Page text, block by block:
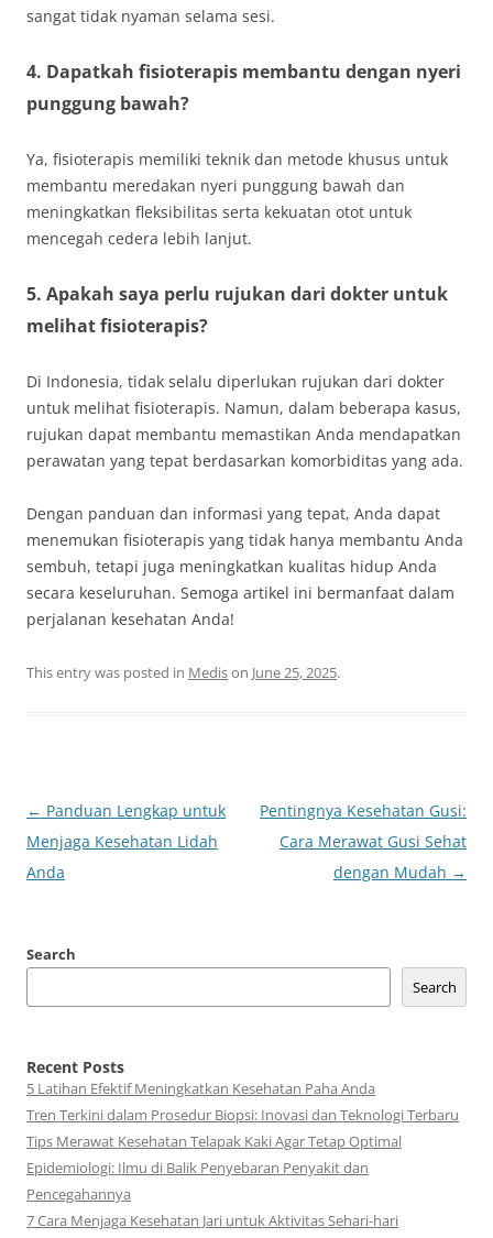
sangat tidak nyaman selama sesi.
4. Dapatkah fisioterapis membantu dengan nyeri
punggung bawah?
Ya, fisioterapis memiliki teknik dan metode khusus untuk
membantu meredakan nyeri punggung bawah dan
meningkatkan fleksibilitas serta kekuatan otot untuk
mencegah cedera lebih lanjut.
5. Apakah saya perlu rujukan dari dokter untuk
melihat fisioterapis?
Di Indonesia, tidak selalu diperlukan rujukan dari dokter
untuk melihat fisioterapis. Namun, dalam beberapa kasus,
rujukan dapat membantu memastikan Anda mendapatkan
perawatan yang tepat berdasarkan komorbiditas yang ada.
Dengan panduan dan informasi yang tepat, Anda dapat
menemukan fisioterapis yang tidak hanya membantu Anda
sembuh, tetapi juga meningkatkan kualitas hidup Anda
secara keseluruhan. Semoga artikel ini bermanfaat dalam
perjalanan kesehatan Anda!
This entry was posted in Medison June 25, 2025.
Post
navigation
← Panduan Lengkap untuk
Menjaga Kesehatan Lidah
Anda
Pentingnya Kesehatan Gusi:
Cara Merawat Gusi Sehat
dengan Mudah →
Search
Search
Recent Posts
5 Latihan Efektif Meningkatkan Kesehatan Paha Anda
Tren Terkini dalam Prosedur Biopsi: Inovasi dan Teknologi Terbaru
Tips Merawat Kesehatan Telapak Kaki Agar Tetap Optimal
Epidemiologi: Ilmu di Balik Penyebaran Penyakit dan
Pencegahannya
7 Cara Menjaga Kesehatan Jari untuk Aktivitas Sehari-hari